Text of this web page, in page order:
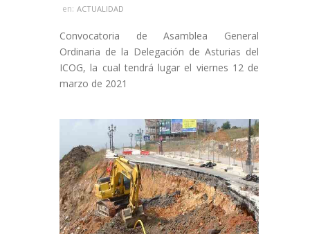
en: ACTUALIDAD
Convocatoria de Asamblea General
Ordinaria de la Delegación de Asturias del
ICOG, la cual tendrá lugar el viernes 12 de
marzo de 2021